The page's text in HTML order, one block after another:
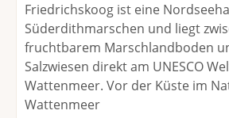
Friedrichskoog ist eine
Süderdithmarschen und liegt
fruchtbarem Marschlandboden
Salzwiesen direkt am UNESCO
Wattenmeer. Vor der Küste im
Wattenmeer